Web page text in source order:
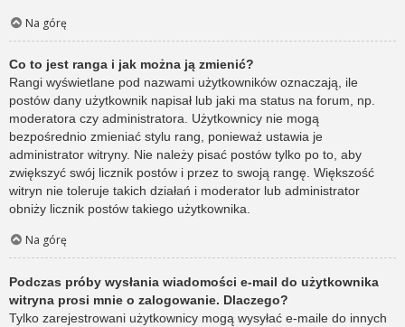
Na górę
Co to jest ranga i jak można ją zmienić?
Rangi wyświetlane pod nazwami użytkowników oznaczają, ile
postów dany użytkownik napisał lub jaki ma status na forum, np.
moderatora czy administratora. Użytkownicy nie mogą
bezpośrednio zmieniać stylu rang, ponieważ ustawia je
administrator witryny. Nie należy pisać postów tylko po to, aby
zwiększyć swój licznik postów i przez to swoją rangę. Większość
witryn nie toleruje takich działań i moderator lub administrator
obniży licznik postów takiego użytkownika.
Na górę
Podczas próby wysłania wiadomości e-mail do użytkownika
witryna prosi mnie o zalogowanie. Dlaczego?
Tylko zarejestrowani użytkownicy mogą wysyłać e-maile do innych